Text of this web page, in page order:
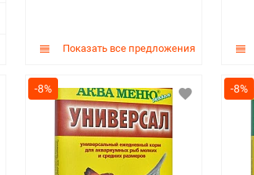
Показать все предложения
-8% -8%